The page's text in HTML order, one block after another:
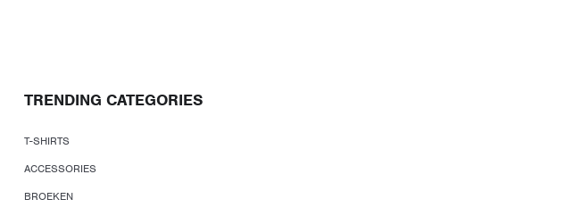
TRENDING CATEGORIES
T-SHIRTS
ACCESSORIES
BROEKEN